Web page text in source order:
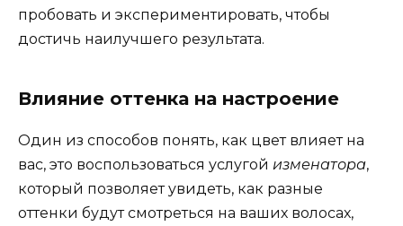
пробовать и экспериментировать, чтобы
достичь наилучшего результата.
Влияние оттенка на настроение
Один из способов понять, как цвет влияет на
вас, это воспользоваться услугой изменатора,
который позволяет увидеть, как разные
оттенки будут смотреться на ваших волосах,